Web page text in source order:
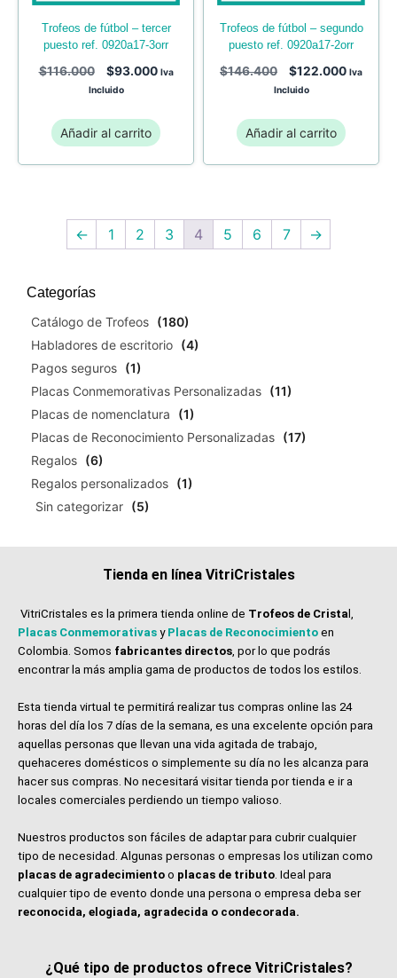
trofeos de fútbol – tercer
puesto ref. 0920a17-3orr
$116.000 $93.000 Iva
Incluido
Añadir al carrito
trofeos de fútbol – segundo
puesto ref. 0920a17-2orr
$146.400 $122.000 Iva
Incluido
Añadir al carrito
← 1 2 3 4 5 6 7 →
Categorías
Catálogo de Trofeos (180)
Habladores de escritorio (4)
Pagos seguros (1)
Placas Conmemorativas Personalizadas (11)
Placas de nomenclatura
(1)
Placas de Reconocimiento Personalizadas (17)
Regalos (6)
Regalos personalizados (1)
Sin categorizar (5)
Tienda en línea VitriCristales
VitriCristales es la primera tienda online de Trofeos de Crista l,
Placas Conmemorativas y Placas de Reconocimiento en
Colombia. Somos fabricantes directos, por lo que podrás
encontrar la más amplia gama de productos de todos los estilos.
Esta tienda virtual te permitirá realizar tus compras online las 24
horas del día los 7 días de la semana, es una excelente opción para
aquellas personas que llevan una vida agitada de trabajo,
quehaceres domésticos o simplemente su día no les alcanza para
hacer sus compras. No necesitará visitar tienda por tienda e ir a
locales comerciales perdiendo un tiempo valioso.
Nuestros productos son fáciles de adaptar para cubrir cualquier
tipo de necesidad. Algunas personas o empresas los utilizan como
placas de agradecimiento o placas de tributo. Ideal para
cualquier tipo de evento donde una persona o empresa deba ser
reconocida, elogiada, agradecida o condecorada.
¿Qué tipo de productos ofrece VitriCristales?